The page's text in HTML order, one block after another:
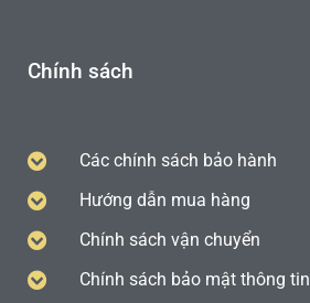
Chính sách
Các chính sách bảo hành
Hướng dẫn mua hàng
Chính sách vận chuyển
Chính sách bảo mật thông tin